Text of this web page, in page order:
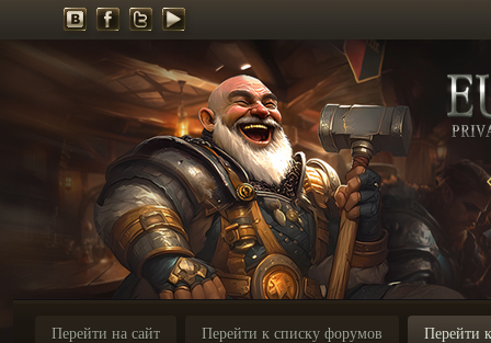
Перейти на сайт Перейти к списку форумов Перейти